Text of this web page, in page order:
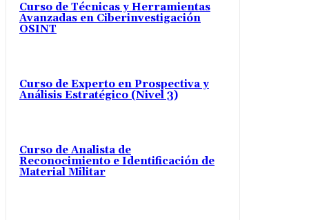
Curso de Técnicas y Herramientas
Avanzadas en Ciberinvestigación
OSINT
Curso de Experto en Prospectiva y
Análisis Estratégico (Nivel 3)
Curso de Analista de
Reconocimiento e Identificación de
Material Militar